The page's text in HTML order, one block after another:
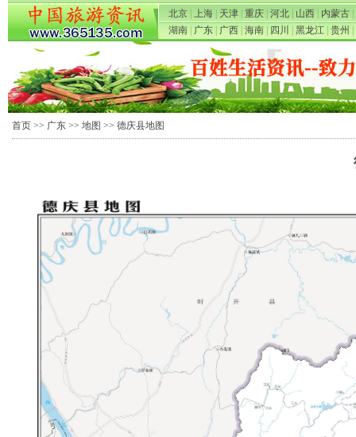
北京 上海 天津 重庆 河北 山西 内蒙古
湖南
广东 广西 海南 四川 黑龙江 贵州
首页 >> 广东 >> 地图 >> 德庆县地图